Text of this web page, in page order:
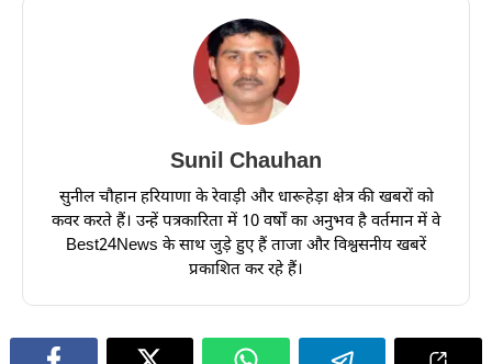
Sunil Chauhan
सुनील चौहान हरियाणा के रेवाड़ी और धारूहेड़ा क्षेत्र की खबरों को
कवर करते हैं। उन्हें पत्रकारिता में 10 वर्षों का अनुभव है वर्तमान में वे
Best24News के साथ जुड़े हुए हैं ताजा और विश्वसनीय खबरें
प्रकाशित कर रहे हैं।